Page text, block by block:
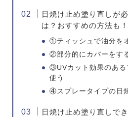
日焼け止め塗り直しが
は？おすすめの方法も！
①ティッシュで油分を
②部分的にカバーをす
③UVカット効果のある
使う
④スプレータイプの日
日焼け止め塗り直しで